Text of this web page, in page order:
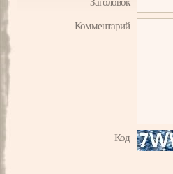
Комментарий
Код